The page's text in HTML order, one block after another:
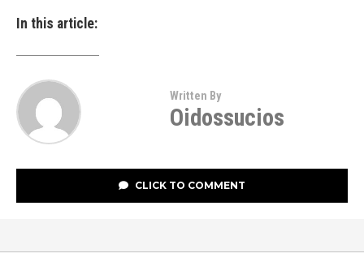
In this article:
Written By
Oidossucios
CLICK TO COMMENT